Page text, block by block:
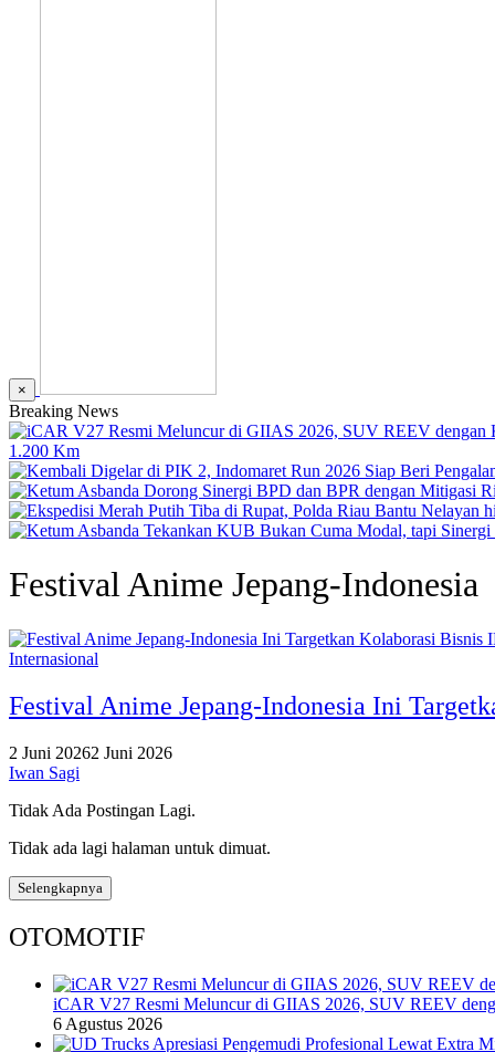
×
Breaking News
1.200 Km
Festival Anime Jepang-Indonesia
Internasional
Festival Anime Jepang-Indonesia Ini
2 Juni 20262 Juni 2026
Iwan Sagi
Tidak Ada Postingan Lagi.
Tidak ada lagi halaman untuk dimuat.
Selengkapnya
OTOMOTIF
iCAR V27 Resmi Meluncur di GIIAS 2026, SUV REEV
6 Agustus 2026